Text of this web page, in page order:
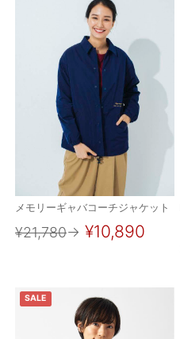
メモリーギャバコーチジャケット
¥21,780→ ¥10,890
SALE